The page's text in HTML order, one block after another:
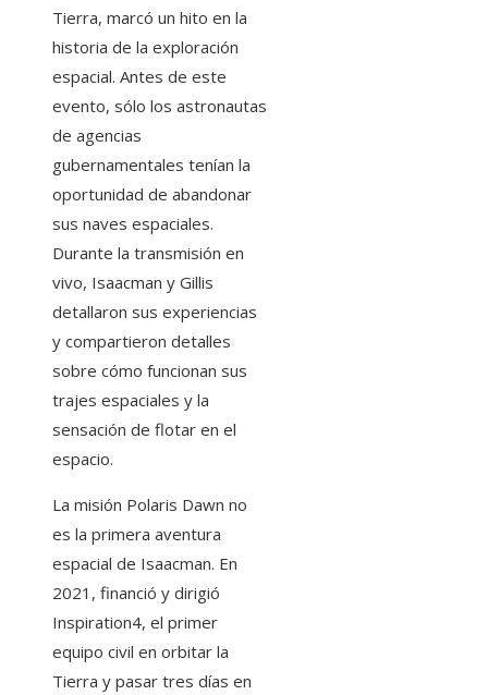
Tierra, marcó un hito en la
historia de la exploración
espacial. Antes de este
evento, sólo los astronautas
de agencias
gubernamentales tenían la
oportunidad de abandonar
sus naves espaciales.
Durante la transmisión en
vivo, Isaacman y Gillis
detallaron sus experiencias
y compartieron detalles
sobre cómo funcionan sus
trajes espaciales y la
sensación de flotar en el
espacio.
La misión Polaris Dawn no
es la primera aventura
espacial de Isaacman. En
2021, financió y dirigió
Inspiration4, el primer
equipo civil en orbitar la
Tierra y pasar tres días en